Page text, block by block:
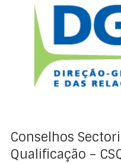
Os Conselhos Setoriais
consultivos que apoiam
Qualificação e o Ensino
atualização do
(CNQ), que têm como
das qualificações
diferentes setores da
desafios do mercado
Conselhos
Qualificação –